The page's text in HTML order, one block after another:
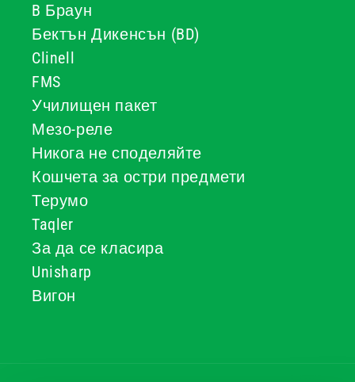
B Браун
Бектън Дикенсън (BD)
Clinell
FMS
Училищен пакет
Мезо-реле
Никога не споделяйте
Кошчета за остри предмети
Терумо
Taqler
За да се класира
Unisharp
Вигон